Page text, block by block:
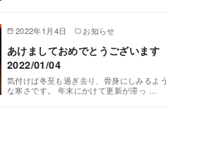
2022年1月4日 お知らせ
あけましておめでとうございます
2022/01/04
気付けば冬至も過ぎ去り、骨身にしみるよう
な寒さです。 年末にかけて更新が滞っ …